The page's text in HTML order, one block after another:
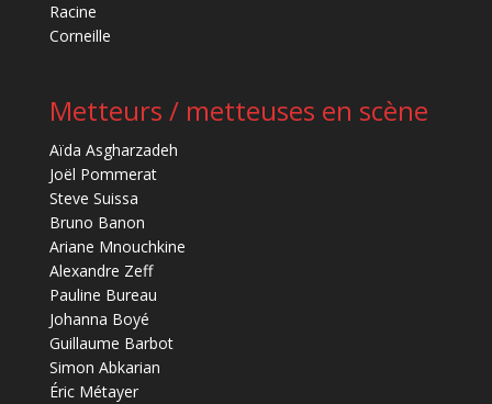
Racine
Corneille
Metteurs / metteuses en scène
Aïda Asgharzadeh
Joël Pommerat
Steve Suissa
Bruno Banon
Ariane Mnouchkine
Alexandre Zeff
Pauline Bureau
Johanna Boyé
Guillaume Barbot
Simon Abkarian
Éric Métayer